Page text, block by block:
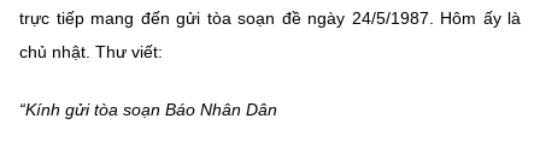
Tiêu chuẩn, đo lường, chất lượng
Năng lượng nguyên tử
Đổi mới sáng tạo
THƯ ĐIỆN TỬ
Videos
trực tiếp mang đến gửi tòa soạn đề ngày 24/5/1987. Hôm ấy là
chủ nhật. Thư viết:
“Kính gửi tòa soạn Báo Nhân Dân